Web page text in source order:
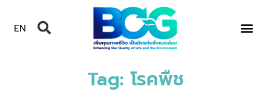
EN
Tag: โรคพืช